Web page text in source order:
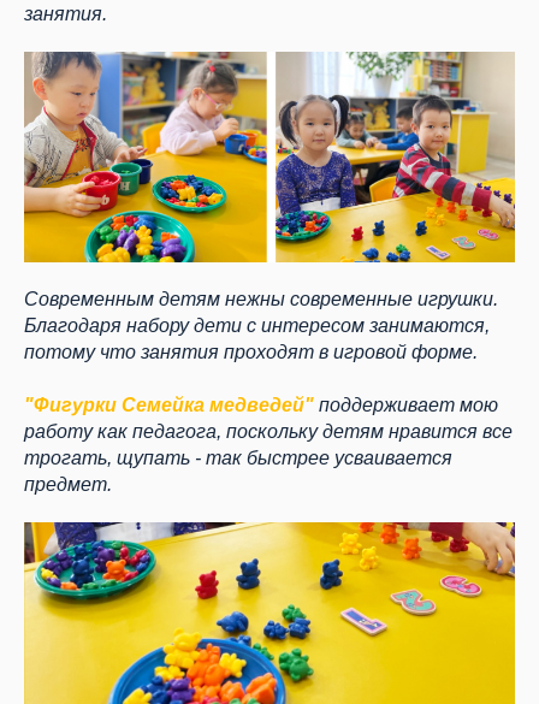
занятия.
Современным детям нежны современные игрушки.
Благодаря набору дети с интересом занимаются,
потому что занятия проходят в игровой форме.
"Фигурки Семейка медведей" поддерживает мою
работу как педагога, поскольку детям нравится все
трогать, щупать - так быстрее усваивается
предмет.